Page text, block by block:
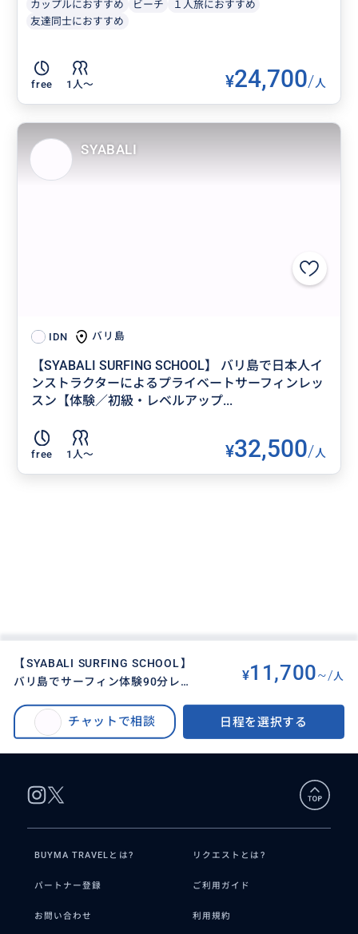
カップルにおすすめ ビーチ
１人旅におすすめ
友達同士におすすめ
free 1人〜 ¥24,700/人
IDN バリ島
【SYABALI SURFING SCHOOL】 バリ島で日本人イ
ンストラクターによるプライベートサーフィンレッ
スン【体験／初級・レベルアップ...
free 1人〜 ¥32,500/人
SYABALI
【SYABALI SURFING SCHOOL】
バリ島でサーフィン体験90分レッ
インストラクター『SHIGE』が対
応
¥11,700~/人
チャットで相談 日程を選択する
【SYABALI SURFING SCHOOL】 バリ島でサーフィン体験90分レッスン イ
ンドネシア政府公認日本人インストラクター『SHIGE』が対応
BUYMA TRAVELとは? リクエストとは?
パートナー登録 ご利用ガイド
お問い合わせ 利用規約